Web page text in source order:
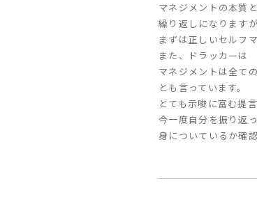
マネジメントの本質
繰り返しになります
まずは正しいセルフ
また、ドラッカーは
マネジメントは全て
とも言っています。
とても示唆に富む提
今一度自分を振り返
身についているか確